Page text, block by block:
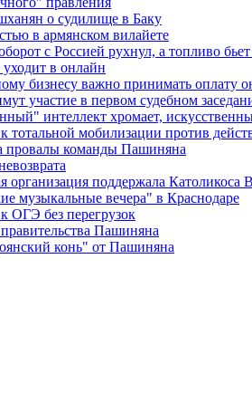
о судилище в Баку
в армянском вилайете
с Россией рухнул, а топливо
в онлайн
бизнесу важно принимать оплату
участие в первом судебном
интеллект хромает,
мобилизации против
провалы команды Пашиняна
организация поддержала Католикоса
музыкальные вечера" в Краснодаре
ОГЭ без перегрузок
Пашиняна
конь" от Пашиняна